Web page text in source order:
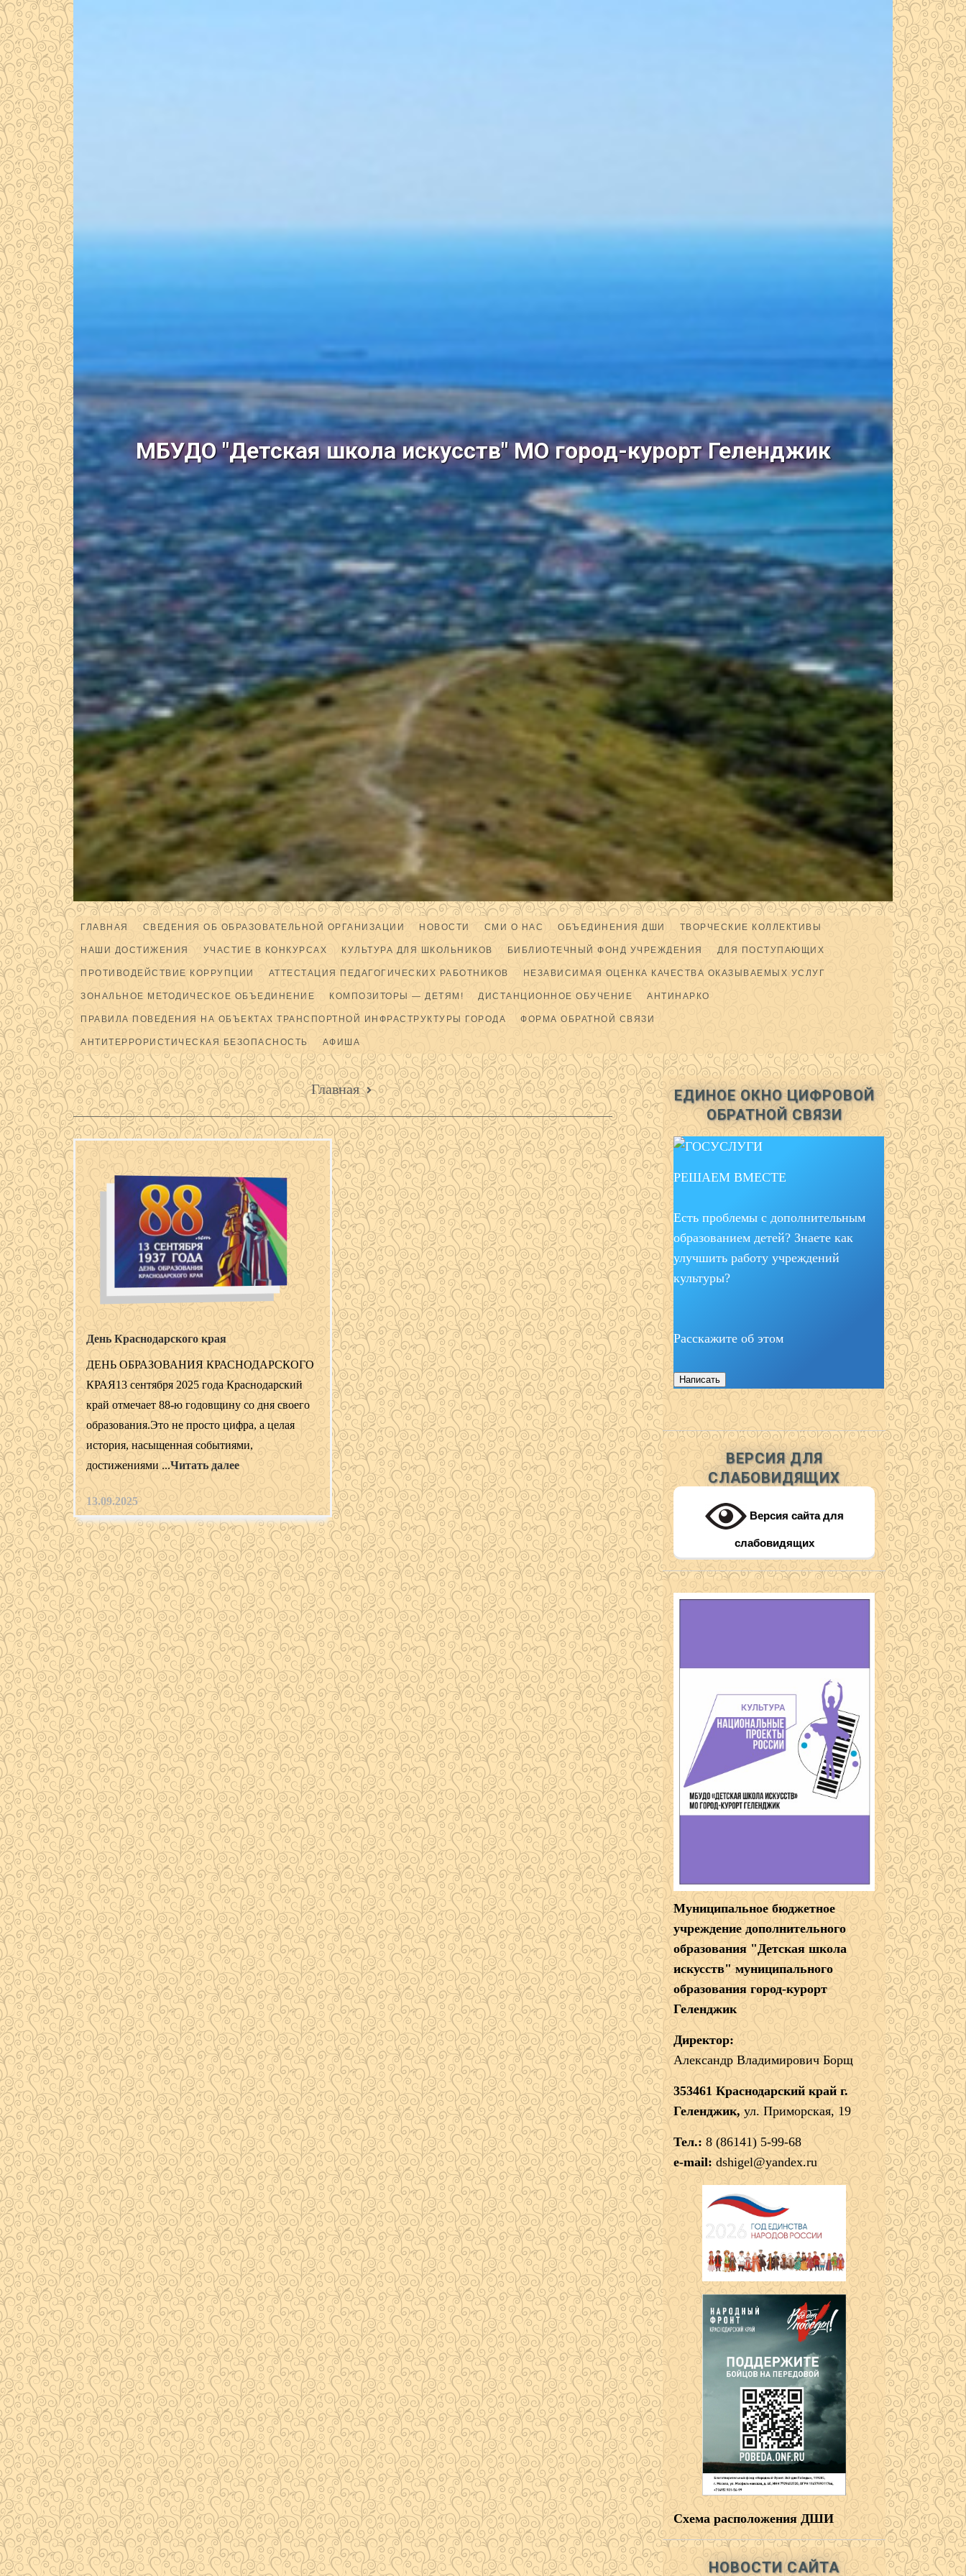
МБУДО "Детская школа искусств" МО город-курорт Геленджик
ГЛАВНАЯ СВЕДЕНИЯ ОБ ОБРАЗОВАТЕЛЬНОЙ ОРГАНИЗАЦИИ НОВОСТИ СМИ О НАС ОБЪЕДИНЕНИЯ ДШИ ТВОРЧЕСКИЕ КОЛЛЕКТИВЫ
НАШИ ДОСТИЖЕНИЯ УЧАСТИЕ В КОНКУРСАХ КУЛЬТУРА ДЛЯ ШКОЛЬНИКОВ БИБЛИОТЕЧНЫЙ ФОНД УЧРЕЖДЕНИЯ ДЛЯ ПОСТУПАЮЩИХ
ПРОТИВОДЕЙСТВИЕ КОРРУПЦИИ АТТЕСТАЦИЯ ПЕДАГОГИЧЕСКИХ РАБОТНИКОВ НЕЗАВИСИМАЯ ОЦЕНКА КАЧЕСТВА ОКАЗЫВАЕМЫХ УСЛУГ
ЗОНАЛЬНОЕ МЕТОДИЧЕСКОЕ ОБЪЕДИНЕНИЕ КОМПОЗИТОРЫ — ДЕТЯМ! ДИСТАНЦИОННОЕ ОБУЧЕНИЕ АНТИНАРКО
ПРАВИЛА ПОВЕДЕНИЯ НА ОБЪЕКТАХ ТРАНСПОРТНОЙ ИНФРАСТРУКТУРЫ ГОРОДА ФОРМА ОБРАТНОЙ СВЯЗИ
АНТИТЕРРОРИСТИЧЕСКАЯ БЕЗОПАСНОСТЬ АФИША
Главная
День Краснодарского края
ДЕНЬ ОБРАЗОВАНИЯ КРАСНОДАРСКОГО
КРАЯ13 сентября 2025 года Краснодарский
край отмечает 88-ю годовщину со дня своего
образования.Это не просто цифра, а целая
история, насыщенная событиями,
достижениями ...Читать далее
13.09.2025
ЕДИНОЕ ОКНО ЦИФРОВОЙ
ОБРАТНОЙ СВЯЗИ
РЕШАЕМ ВМЕСТЕ
Есть проблемы с дополнительным
образованием детей? Знаете как
улучшить работу учреждений
культуры?
Расскажите об этом
Написать
ВЕРСИЯ ДЛЯ
СЛАБОВИДЯЩИХ
Версия сайта для
слабовидящих
Муниципальное бюджетное
учреждение дополнительного
образования "Детская школа
искусств" муниципального
образования город-курорт
Геленджик
Директор:
Александр Владимирович Борщ
353461 Краснодарский край г.
Геленджик, ул. Приморская, 19
Тел.: 8 (86141) 5-99-68
e-mail: dshigel@yandex.ru
Схема расположения ДШИ
НОВОСТИ САЙТА